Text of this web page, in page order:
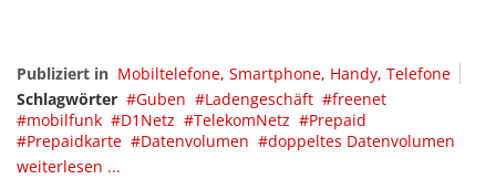
Publiziert in Mobiltelefone, Smartphone, Handy, Telefone
Schlagwörter
Guben Ladengeschäft
freenet
mobilfunk
D1Netz TelekomNetz
Prepaid
Prepaidkarte
Datenvolumen
doppeltes Datenvolumen
weiterlesen ...